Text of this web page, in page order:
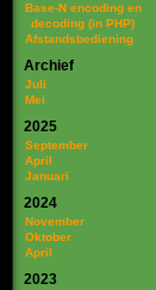
Base-N encoding en
decoding (in PHP)
Afstandsbediening
Archief
Juli
Mei
2025
September
April
Januari
2024
November
Oktober
April
2023